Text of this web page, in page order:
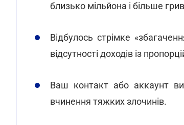
близько мільйона і більше
Відбулось стрімке
відсутності доходів із
Ваш контакт або аккаунт
вчинення тяжких злочинів.